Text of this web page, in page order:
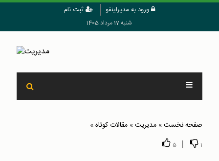
ورود به مدیراینفو ثبت نام
شنبه 17 مرداد 1405
صفحه نخست» مدیریت» مقالات کوتاه»
1
|
5